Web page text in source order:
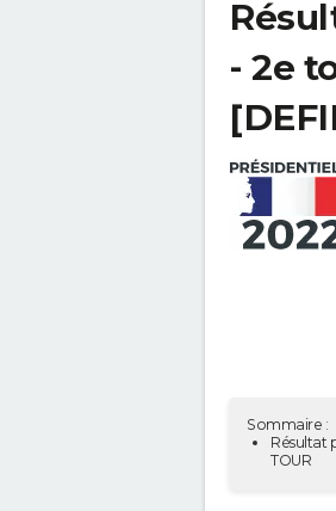
- 2e
Sommaire :
Résultat
TOUR